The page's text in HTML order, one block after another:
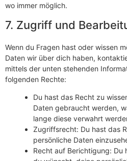
wo immer möglich.
7. Zugriff und
Wenn du Fragen hast oder wissen
Daten wir über dich haben,
mittels der unten stehenden
folgenden Rechte:
Du hast das Recht zu
Daten gebraucht werden,
lange diese verwahrt
Zugriffsrecht: Du hast das
persönliche Daten
Recht auf Berichtigung: Du